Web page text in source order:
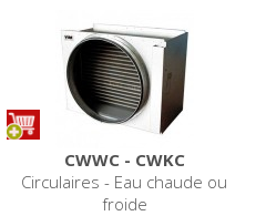
CWWC - CWKC
Circulaires - Eau chaude ou
froide